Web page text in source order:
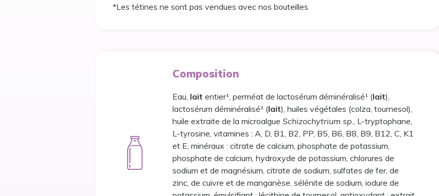
*Les tétines ne sont pas vendues avec nos bouteilles
Composition
Eau, lait entier¹, perméat de lactosérum déminéralisé¹ (lait),
lactosérum déminéralisé¹ (lait), huiles végétales (colza, tournesol),
huile extraite de la microalgue Schizochytrium sp ., L-tryptophane,
L-tyrosine, vitamines : A, D, B1, B2, PP, B5, B6, B8, B9, B12, C, K1
et E, minéraux : citrate de calcium, phosphate de potassium,
phosphate de calcium, hydroxyde de potassium, chlorures de
sodium et de magnésium, citrate de sodium, sulfates de fer, de
zinc, de cuivre et de manganèse, sélénite de sodium, iodure de